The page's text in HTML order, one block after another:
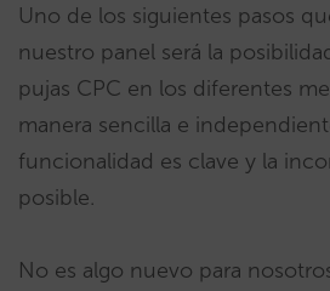
Uno de los siguientes pasos
nuestro panel será la
pujas CPC en los diferentes
manera sencilla e
funcionalidad es clave y la
posible.
No es algo nuevo para